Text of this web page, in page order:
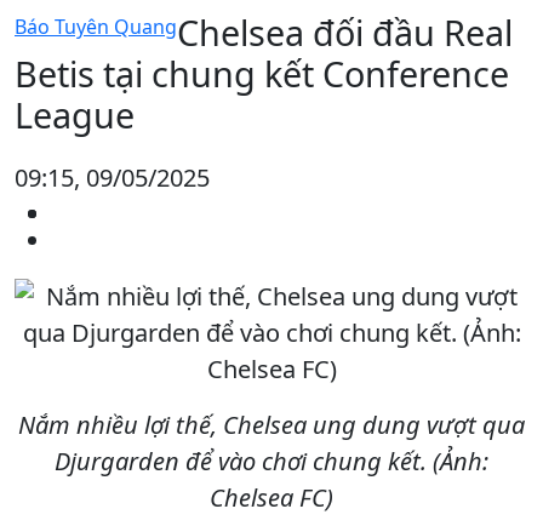
Báo Tuyên QuangChelsea đối đầu Real
Betis tại chung kết Conference
League
09:15, 09/05/2025
Nắm nhiều lợi thế, Chelsea ung dung vượt qua
Djurgarden để vào chơi chung kết. (Ảnh:
Chelsea FC)